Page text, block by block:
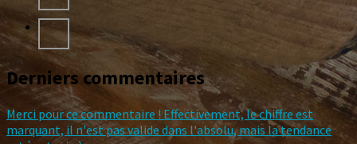
Derniers commentaires
Merci pour ce commentaire ! Effectivement, le chiffre est
marquant, il n'est pas valide dans l'absolu, mais la tendance